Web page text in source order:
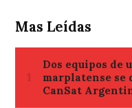
Mas Leídas